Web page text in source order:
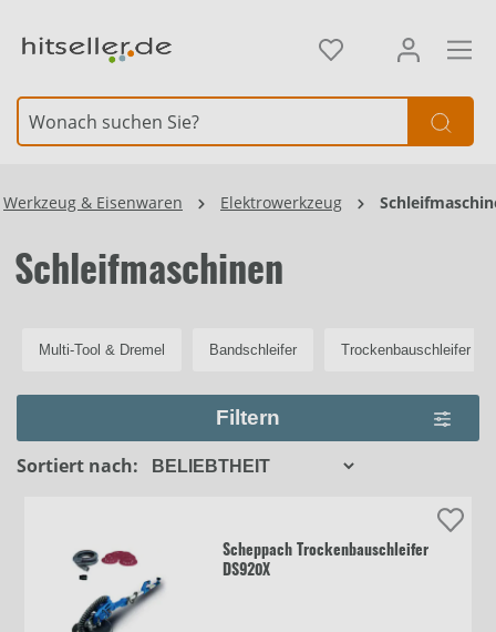
Werkzeug & Eisenwaren Elektrowerkzeug
Schleifmaschinen
Multi-Tool & Dremel Bandschleifer Trockenbauschleifer
Filtern
Sortiert nach:
Scheppach Trockenbauschleifer
DS920X
Element überspringen